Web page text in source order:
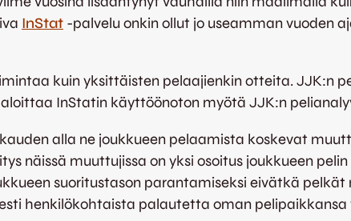
InStat -palvelu onkin ollut jo useamman vuoden
kuin yksittäisten pelaajienkin otteita. JJK:n
InStatin käyttöönoton myötä JJK:n
alla ne joukkueen pelaamista koskevat
näissä muuttujissa on yksi osoitus joukkueen
suoritustason parantamiseksi eivätkä
henkilökohtaista palautetta oman